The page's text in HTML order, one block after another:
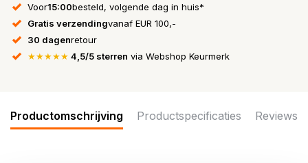
Voor15:00besteld, volgende dag in huis*
Gratis verzendingvanaf EUR 100,-
30 dagenretour
★★★★★ 4,5/5 sterren via Webshop Keurmerk
Productomschrijving Productspecificaties Reviews